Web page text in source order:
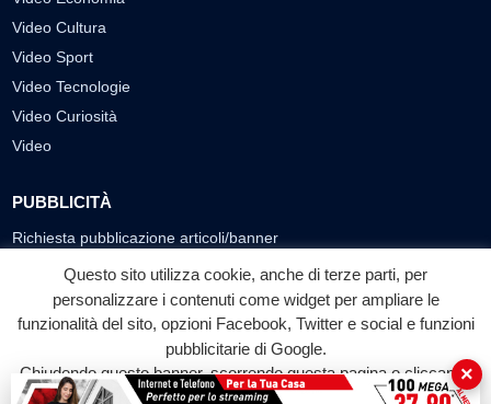
Video Cultura
Video Sport
Video Tecnologie
Video Curiosità
Video
PUBBLICITÀ
Richiesta pubblicazione articoli/banner
SEGUICI SUI SOCIAL
f
Facebook
◎ ▶
YouTube
Questo sito utilizza cookie, anche di terze parti, per
personalizzare i contenuti come widget per ampliare le
funzionalità del sito, opzioni Facebook, Twitter e social e funzioni
pubblicitarie di Google.
Chiudendo questo banner, scorrendo questa pagina o cliccando
su qualunque suo elemento acconsenti all'uso dei cookie.
×